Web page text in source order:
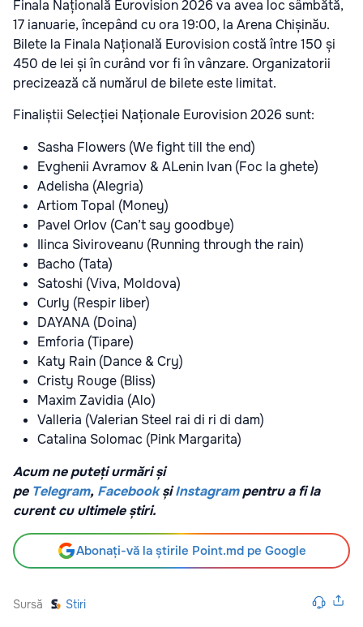
Finala Națională Eurovision 2026 va avea loc sâmbătă,
17 ianuarie, începând cu ora 19:00, la Arena Chișinău.
Bilete la Finala Națională Eurovision costă între 150 și
450 de lei și în curând vor fi în vânzare. Organizatorii
precizează că numărul de bilete este limitat.
Finaliștii Selecției Naționale Eurovision 2026 sunt:
Sasha Flowers (We fight till the end)
Evghenii Avramov & ALenin Ivan (Foc la ghete)
Adelisha (Alegria)
Artiom Topal (Money)
Pavel Orlov (Can’t say goodbye)
Ilinca Siviroveanu (Running through the rain)
Bacho (Tata)
Satoshi (Viva, Moldova)
Curly (Respir liber)
DAYANA (Doina)
Emforia (Tipare)
Katy Rain (Dance & Cry)
Cristy Rouge (Bliss)
Maxim Zavidia (Alo)
Valleria (Valerian Steel rai di ri di dam)
Catalina Solomac (Pink Margarita)
Acum ne puteți urmări și
pe Telegram, Facebook șiInstagrampentru a fi la
curent cu ultimele știri.
Abonați-vă la știrile Point.md pe Google
Sursă Stiri